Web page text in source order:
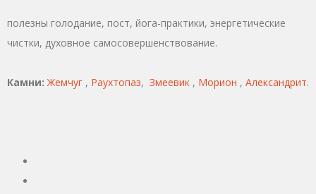
полезны голодание, пост, йога-практики, энергетические
чистки, духовное самосовершенствование.
Камни: Жемчуг , Раухтопаз, Змеевик , Морион , Александрит.